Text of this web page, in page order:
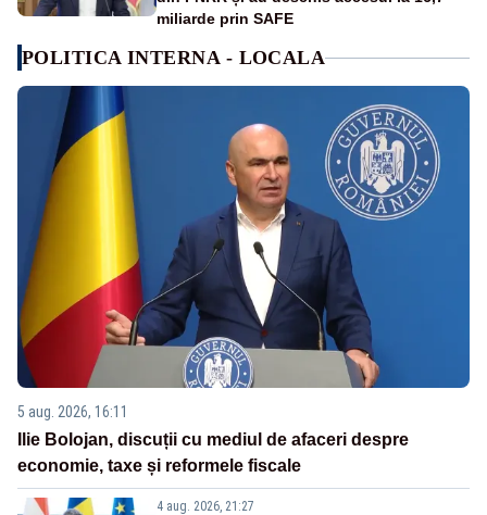
miliarde prin SAFE
POLITICA INTERNA - LOCALA
5 aug. 2026, 16:11
Ilie Bolojan, discuții cu mediul de afaceri despre
economie, taxe și reformele fiscale
4 aug. 2026, 21:27